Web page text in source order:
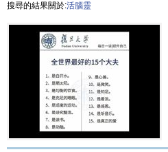
搜尋的結果關於:活腦靈